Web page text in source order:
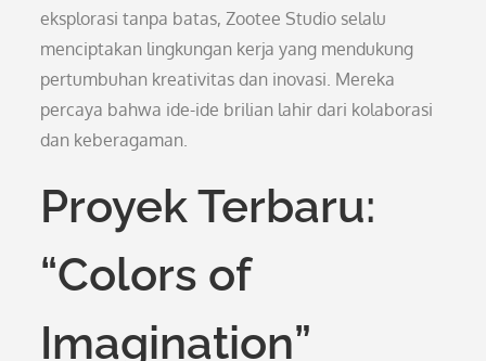
eksplorasi tanpa batas, Zootee Studio selalu
menciptakan lingkungan kerja yang mendukung
pertumbuhan kreativitas dan inovasi. Mereka
percaya bahwa ide-ide brilian lahir dari kolaborasi
dan keberagaman.
Proyek Terbaru:
“Colors of
Imagination”